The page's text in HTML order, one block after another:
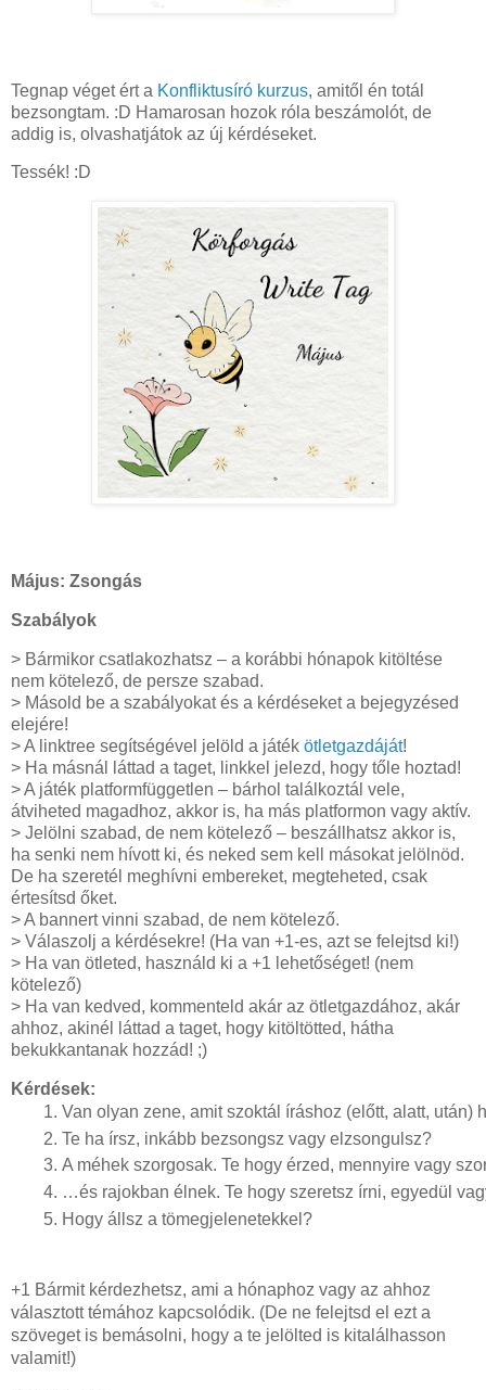
Tegnap véget ért a Konfliktusíró kurzus, amitől én totál
bezsongtam. :D Hamarosan hozok róla beszámolót, de
addig is, olvashatjátok az új kérdéseket.
Tessék! :D
Május: Zsongás
Szabályok
> Bármikor csatlakozhatsz – a korábbi hónapok kitöltése
nem kötelező, de persze szabad.
> Másold be a szabályokat és a kérdéseket a bejegyzésed
elejére!
> A linktree segítségével jelöld a játék ötletgazdáját!
> Ha másnál láttad a taget, linkkel jelezd, hogy tőle hoztad!
> A játék platformfüggetlen – bárhol találkoztál vele,
átviheted magadhoz, akkor is, ha más platformon vagy aktív.
> Jelölni szabad, de nem kötelező – beszállhatsz akkor is,
ha senki nem hívott ki, és neked sem kell másokat jelölnöd.
De ha szeretél meghívni embereket, megteheted, csak
értesítsd őket.
> A bannert vinni szabad, de nem kötelező.
> Válaszolj a kérdésekre! (Ha van +1-es, azt se felejtsd ki!)
> Ha van ötleted, használd ki a +1 lehetőséget! (nem
kötelező)
> Ha van kedved, kommenteld akár az ötletgazdához, akár
ahhoz, akinél láttad a taget, hogy kitöltötted, hátha
bekukkantanak hozzád! ;)
Kérdések:
Van olyan zene, amit szoktál íráshoz (előtt, alatt,
Te ha írsz, inkább bezsongsz vagy elzsongulsz?
A méhek szorgosak. Te hogy érzed, mennyire vagy
…és rajokban élnek. Te hogy szeretsz írni, egyedül
Hogy állsz a tömegjelenetekkel?
+1 Bármit kérdezhetsz, ami a hónaphoz vagy az ahhoz
választott témához kapcsolódik. (De ne felejtsd el ezt a
szöveget is bemásolni, hogy a te jelölted is kitalálhasson
valamit!)